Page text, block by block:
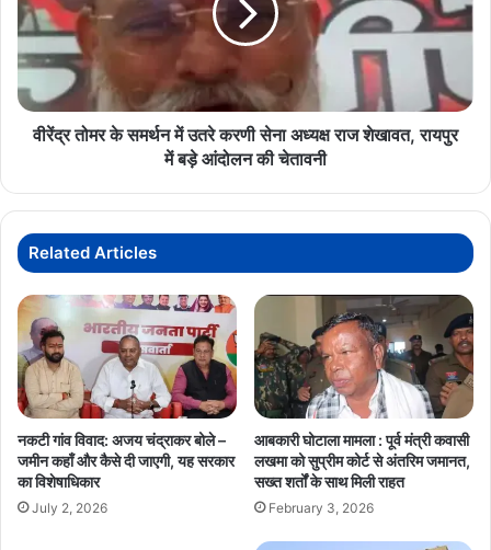
मुख्यमंत्री साय के जनदर्शन में आज जनता की समस्याओं के साथ मानवीय पहलुओं
की भी झलक दिखाई दी, जिससे लोगों में सरकार के प्रति विश्वास और उम्मीद दोनों
बढ़ी हैं।
दिव्यांग रग्बी खिलाड़ी
में
उतरे
करणी
सेना
अध्यक्ष
राज
आंदोलन
की
चेतावनी
वीरेंद्र तोमर के समर्थन में उतरे करणी सेना अध्यक्ष राज शेखावत, रायपुर
में बड़े आंदोलन की चेतावनी
Related Articles
नकटी गांव विवाद: अजय चंद्राकर बोले –
जमीन कहाँ और कैसे दी जाएगी, यह सरकार
का विशेषाधिकार
July 2, 2026
आबकारी घोटाला मामला : पूर्व मंत्री कवासी
लखमा को सुप्रीम कोर्ट से अंतरिम जमानत,
सख्त शर्तों के साथ मिली राहत
February 3, 2026